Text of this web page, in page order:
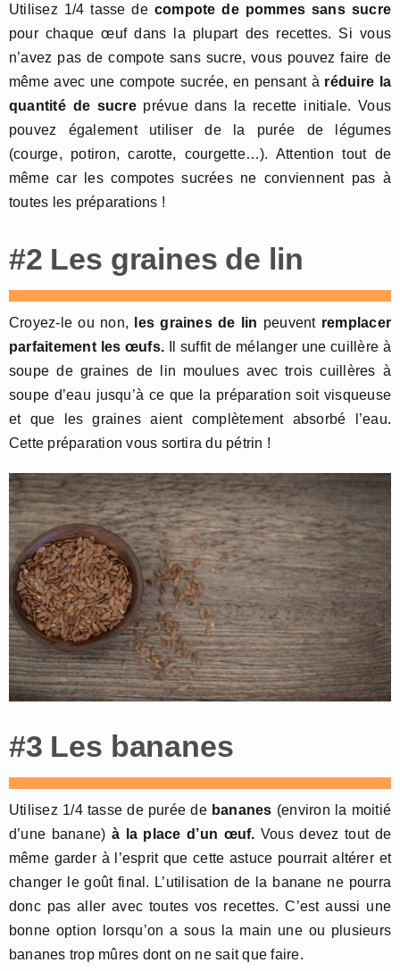
Utilisez 1/4 tasse decompote de pommes sans sucre
pour chaque œuf dans la plupart des recettes. Si vous
n’avez pas de compote sans sucre, vous pouvez faire de
même avec une compote sucrée, en pensant à réduire la
quantité de sucreprévue dans la recette initiale. Vous
pouvez également utiliser de la purée de légumes
(courge, potiron, carotte, courgette…). Attention tout de
même car les compotes sucrées ne conviennent pas à
toutes les préparations !
#2 Les graines de lin
Croyez-le ou non, les graines de lin peuvent remplacer
parfaitement les œufs. Il suffit de mélanger une cuillère à
soupe de graines de lin moulues avec trois cuillères à
soupe d’eau jusqu’à ce que la préparation soit visqueuse
et que les graines aient complètement absorbé l’eau.
Cette préparation vous sortira du pétrin !
#3 Les bananes
Utilisez 1/4 tasse de purée de bananes (environ la moitié
d’une banane) à la place d’un œuf. Vous devez tout de
même garder à l’esprit que cette astuce pourrait altérer et
changer le goût final. L’utilisation de la banane ne pourra
donc pas aller avec toutes vos recettes. C’est aussi une
bonne option lorsqu’on a sous la main une ou plusieurs
bananes trop mûres dont on ne sait que faire.